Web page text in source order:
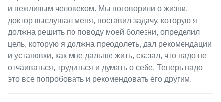
и вежливым человеком. Мы поговорили о жизни,
доктор выслушал меня, поставил задачу, которую я
должна решить по поводу моей болезни, определил
цель, которую я должна преодолеть, дал рекомендации
и установки, как мне дальше жить, сказал, что надо не
отчаиваться, трудиться и думать о себе. Теперь надо
это все попробовать и рекомендовать его другим.